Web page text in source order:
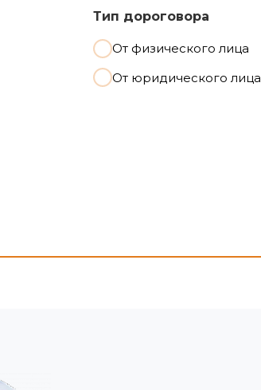
Тип дороговора
От физического лица
От юридического лица